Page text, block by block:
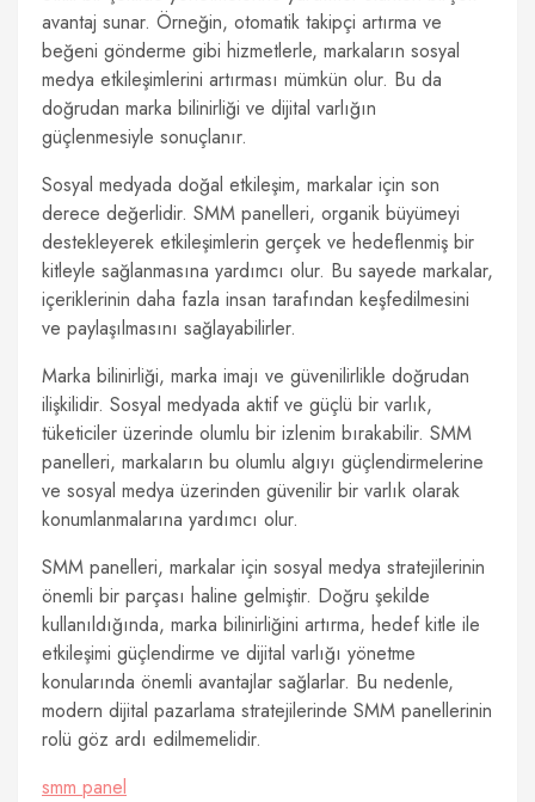
avantaj sunar. Örneğin, otomatik takipçi artırma ve
beğeni gönderme gibi hizmetlerle, markaların sosyal
medya etkileşimlerini artırması mümkün olur. Bu da
doğrudan marka bilinirliği ve dijital varlığın
güçlenmesiyle sonuçlanır.
Sosyal medyada doğal etkileşim, markalar için son
derece değerlidir. SMM panelleri, organik büyümeyi
destekleyerek etkileşimlerin gerçek ve hedeflenmiş bir
kitleyle sağlanmasına yardımcı olur. Bu sayede markalar,
içeriklerinin daha fazla insan tarafından keşfedilmesini
ve paylaşılmasını sağlayabilirler.
Marka bilinirliği, marka imajı ve güvenilirlikle doğrudan
ilişkilidir. Sosyal medyada aktif ve güçlü bir varlık,
tüketiciler üzerinde olumlu bir izlenim bırakabilir. SMM
panelleri, markaların bu olumlu algıyı güçlendirmelerine
ve sosyal medya üzerinden güvenilir bir varlık olarak
konumlanmalarına yardımcı olur.
SMM panelleri, markalar için sosyal medya stratejilerinin
önemli bir parçası haline gelmiştir. Doğru şekilde
kullanıldığında, marka bilinirliğini artırma, hedef kitle ile
etkileşimi güçlendirme ve dijital varlığı yönetme
konularında önemli avantajlar sağlarlar. Bu nedenle,
modern dijital pazarlama stratejilerinde SMM panellerinin
rolü göz ardı edilmemelidir.
smm panel